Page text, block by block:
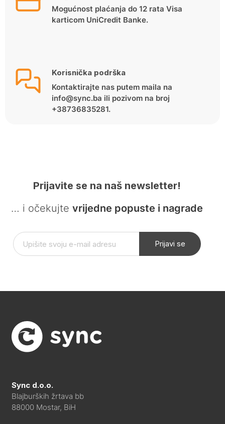
Mogućnost plaćanja do 12 rata Visa
karticom UniCredit Banke.
Korisnička podrška
Kontaktirajte nas putem maila na
info@sync.ba ili pozivom na broj
+38736835281.
Prijavite se na naš newsletter!
… i očekujte vrijedne popuste i nagrade
Prijavi se
Sync d.o.o.
Blajburških žrtava bb
88000 Mostar, BiH